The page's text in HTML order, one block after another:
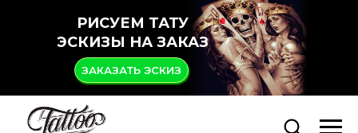
РИСУЕМ ТАТУ
ЭСКИЗЫ НА ЗАКАЗ
ЗАКАЗАТЬ ЭСКИЗ